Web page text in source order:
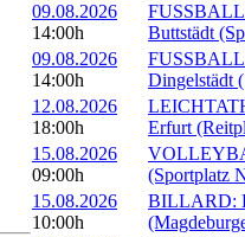
09.08.2026
14:00h
Buttstädt
09.08.2026
14:00h
Dingelstädt
12.08.2026
18:00h
Erfurt
15.08.2026
09:00h
(Sportplatz
15.08.2026
10:00h
BILLARD: